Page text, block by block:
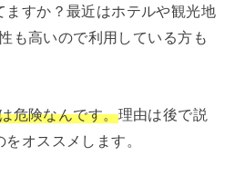
すか？最近はホテルや観光地
も高いので利用している方も
危険なんです。理由は後で説
オススメします。